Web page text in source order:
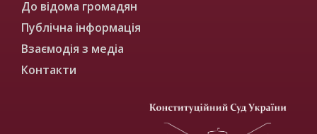
До відома громадян
Публічна інформація
Взаємодія з медіа
Контакти